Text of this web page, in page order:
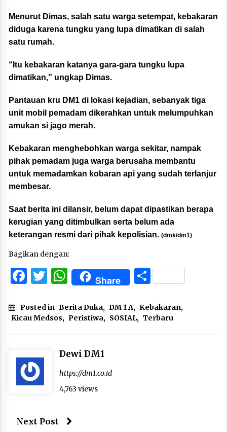
Menurut Dimas, salah satu warga setempat, kebakaran
diduga karena tungku yang lupa dimatikan di salah
satu rumah.
“Itu kebakaran katanya gara-gara tungku lupa
dimatikan,” ungkap Dimas.
Pantauan kru DM1 di lokasi kejadian, sebanyak tiga
unit mobil pemadam dikerahkan untuk melumpuhkan
amukan si jago merah.
Kebakaran menghebohkan warga sekitar, nampak
pihak pemadam juga warga berusaha membantu
untuk memadamkan kobaran api yang sudah terlanjur
membesar.
Saat berita ini dilansir, belum dapat dipastikan berapa
kerugian yang ditimbulkan serta belum ada
keterangan resmi dari pihak kepolisian. (dmk/dm1)
Bagikan dengan:
Facebook
Twitter
WhatsApp
Share Share
Posted in Berita Duka, DM 1 A, Kebakaran,
Kicau Medsos, Peristiwa, SOSIAL, Terbaru
Dewi DM1
https://dm1.co.id
4,763 views
Next Post